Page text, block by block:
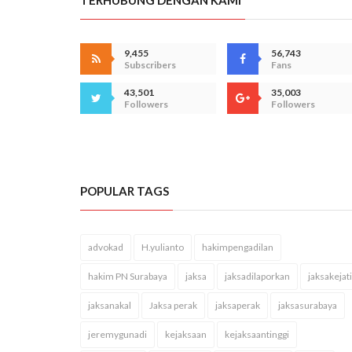
9,455
Subscribers
56,743
Fans
43,501
Followers
35,003
Followers
POPULAR TAGS
advokad H.yulianto hakimpengadilan
hakim PN Surabaya jaksa jaksadilaporkan jaksakejati
jaksanakal Jaksa perak jaksaperak jaksasurabaya
jeremygunadi kejaksaan kejaksaantinggi